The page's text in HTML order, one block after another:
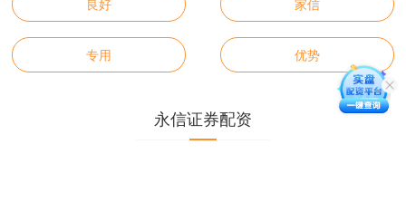
良好 家信
专用 优势
永信证券配资